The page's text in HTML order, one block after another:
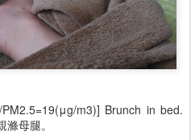
m3)] Brunch in bed.
母腿。